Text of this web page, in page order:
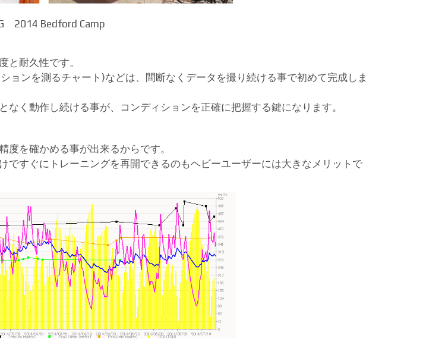
2014 Bedford Camp
と耐久性です。
ョンを測るチャート)などは、間断なくデータを撮り続ける事で初めて完成しま
く動作し続ける事が、コンディションを正確に把握する鍵になります。
を確かめる事が出来るからです。
すぐにトレーニングを再開できるのもヘビーユーザーには大きなメリットで